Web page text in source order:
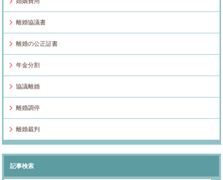
離婚協議書
離婚の公正証書
年金分割
協議離婚
離婚調停
離婚裁判
記事検索